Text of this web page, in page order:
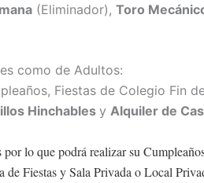
(Eliminador), Toro
como de Adultos:
Fiestas de Colegio Fin
Hinchables y Alquiler de
lo que podrá realizar su
Fiestas y Sala Privada o Local